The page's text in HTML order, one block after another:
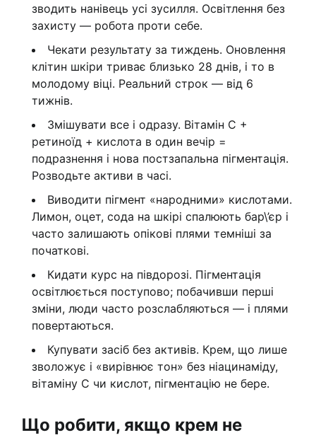
зводить нанівець усі зусилля. Освітлення без
захисту — робота проти себе.
Чекати результату за тиждень. Оновлення
клітин шкіри триває близько 28 днів, і то в
молодому віці. Реальний строк — від 6
тижнів.
Змішувати все і одразу. Вітамін C +
ретиноїд + кислота в один вечір =
подразнення і нова постзапальна пігментація.
Розводьте активи в часі.
Виводити пігмент «народними» кислотами.
Лимон, оцет, сода на шкірі спалюють бар\’єр і
часто залишають опікові плями темніші за
початкові.
Кидати курс на півдорозі. Пігментація
освітлюється поступово; побачивши перші
зміни, люди часто розслабляються — і плями
повертаються.
Купувати засіб без активів. Крем, що лише
зволожує і «вирівнює тон» без ніацинаміду,
вітаміну C чи кислот, пігментацію не бере.
Що робити, якщо крем не